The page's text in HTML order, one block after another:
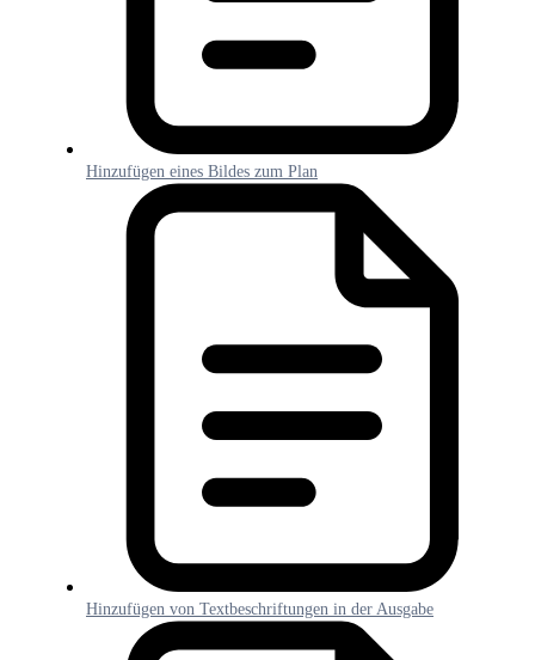
Hinzufügen eines Bildes zum Plan
Hinzufügen von Textbeschriftungen in der Ausgabe